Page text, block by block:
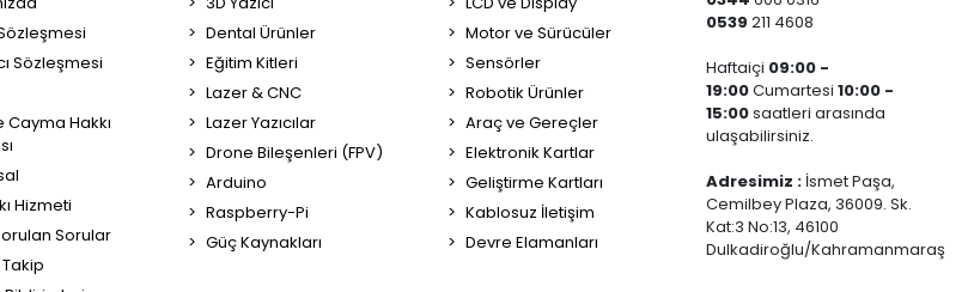
Sözleşmesi
Cayma Hakkı
Hizmeti
Sorular
Dental Ürünler
Eğitim Kitleri
Lazer & CNC
Lazer Yazıcılar
Drone Bileşenleri (FPV)
Arduino
Raspberry-Pi
Güç Kaynakları
Motor ve Sürücüler
Sensörler
Robotik Ürünler
Araç ve Gereçler
Elektronik Kartlar
Geliştirme Kartları
Kablosuz İletişim
Devre Elamanları
0539211 4608
Haftaiçi 09:00 -
19:00Cumartesi10:00 -
15:00saatleri arasında
ulaşabilirsiniz.
Adresimiz : İsmet Paşa,
Cemilbey Plaza, 36009. Sk.
Kat:3 No:13, 46100
Dulkadiroğlu/Kahramanmaraş